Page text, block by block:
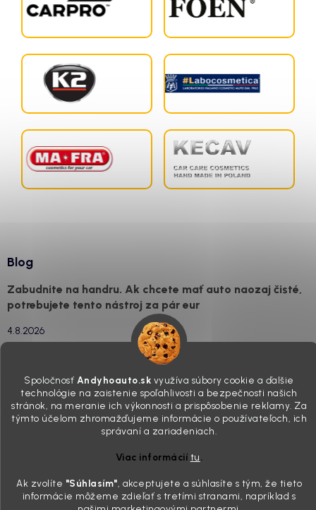
Spoločnosť Andyhoauto.sk využíva súbory cookie a ďalšie
technológie na zaistenie spoľahlivosti a bezpečnosti našich
stránok, na meranie ich výkonnosti a prispôsobenie reklamy. Za
týmto účelom zhromažďujeme informácie o používateľoch, ich
správaní a zariadeniach.
Viac informácií tu.
Ak zvolíte "Súhlasím", akceptujete a súhlasíte s tým, že tieto
informácie môžeme zdieľať s tretími stranami, napríklad s
Blog
Zabudnite na handru. Ak chcete mať auto naozaj čisté,
potrebujete tento nástroj za pár eur
4.8.2026
Poznáte ten moment. Vonku svieti slnko, vy sedíte v čerstvo
„upratanom“ aute, no pri pohľade na palubnú dosku vás ide poraziť. V
mriežkach ventilácie, okolo tlačidiel a v švíkoch sedačiek na vás stále
drzo pozerá prach. Handra ani vysávač tam jednodu...
Detailing nemusí stáť výplatu: 5 kúskov autokozmetiky,
ktoré sa teraz reálne oplatia
Sobotné ráno, káva v ruke a pred vami zaprášená kapota. Pre
všetky tie fľaštičky, šampóny a utierky, výsledná suma vie poriadne
pokaziť náladu. Dobrá správa je, že aj profi výbava ...